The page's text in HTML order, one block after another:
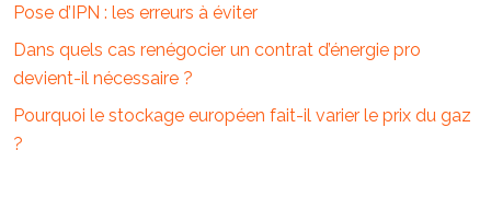
Pose d’IPN : les erreurs à éviter
Dans quels cas renégocier un contrat d’énergie pro
devient-il nécessaire ?
Pourquoi le stockage européen fait-il varier le prix du gaz
?